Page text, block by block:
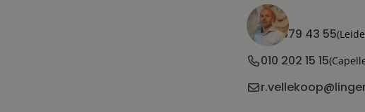
071 579 43 55
010 202 15 15